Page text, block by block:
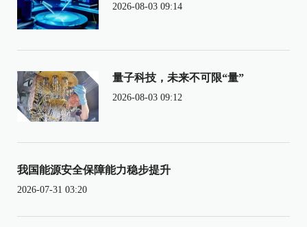
2026-08-03 09:14
量子科技，未来不可限“量”
2026-08-03 09:12
我国能源安全保障能力稳步提升
2026-07-31 03:20